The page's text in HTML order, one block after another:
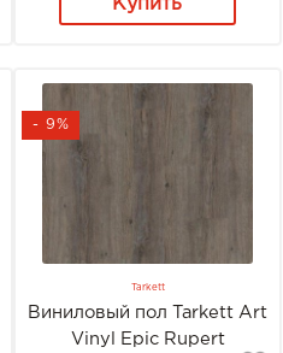
Купить
- 9%
Tarkett
Виниловый пол Tarkett Art
Vinyl Epic Rupert